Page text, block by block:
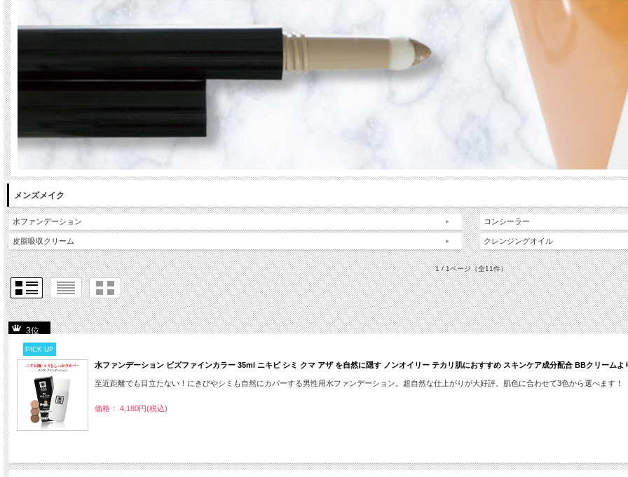
メンズメイク
水ファンデーション
皮脂吸収クリーム
コンシーラー
クレンジングオイル
1 / 1ページ（全11件）
3位
PICK UP
水ファンデーション ビズファインカラー 35ml ニキビ シミ クマ アザ を自然に隠す ノンオイリー テカリ肌におすすめ スキンケア成分配合 BBクリームよ
至近距離でも目立たない！にきびやシミも自然にカバーする男性用水ファンデーション。超自然な仕上がりが大好評。肌色に合わせて3色から選べます！
価格： 4,180円(税込)